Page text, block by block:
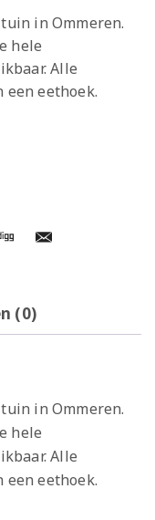
in Ommeren.
hele
Alle
een eethoek.
(0)
in Ommeren.
hele
Alle
een eethoek.